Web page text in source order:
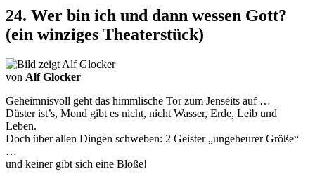
24. Wer bin ich und dann wessen Gott?
(ein winziges Theaterstück)
von Alf Glocker
Geheimnisvoll geht das himmlische Tor zum Jenseits auf …
Düster ist’s, Mond gibt es nicht, nicht Wasser, Erde, Leib und
Leben.
Doch über allen Dingen schweben: 2 Geister „ungeheurer Größe“
…
und keiner gibt sich eine Blöße!